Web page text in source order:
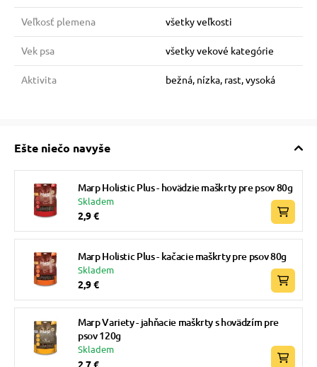
Veľkosť plemena všetky veľkosti
Vek psa všetky vekové kategórie
Aktivita bežná, nízka, rast, vysoká
Ešte niečo navyše
Marp Holistic Plus - hovädzie maškrty pre psov 80g
Skladem
2,9 €
Marp Holistic Plus - kačacie maškrty pre psov 80g
Skladem
2,9 €
Marp Variety - jahňacie maškrty s hovädzím pre
psov 120g
Skladem
2,7 €